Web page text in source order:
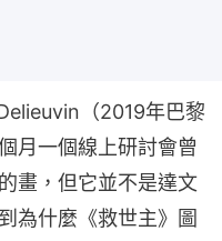
（2019年巴黎
月一個線上研討會曾
畫，但它並不是達文
為什麼《救世主》圖